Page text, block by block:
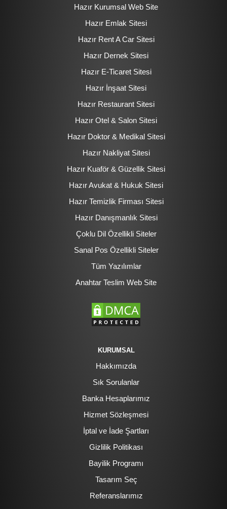
Hazır Kurumsal Web Site
Hazır Emlak Sitesi
Hazır Rent A Car Sitesi
Hazır Dernek Sitesi
Hazır E-Ticaret Sitesi
Hazır İnşaat Sitesi
Hazır Restaurant Sitesi
Hazır Otel & Salon Sitesi
Hazır Doktor & Medikal Sitesi
Hazır Nakliyat Sitesi
Hazır Kuaför & Güzellik Sitesi
Hazır Avukat & Hukuk Sitesi
Hazır Temizlik Firması Sitesi
Hazır Danışmanlık Sitesi
Çoklu Dil Özellikli Siteler
Sanal Pos Özellikli Siteler
Tüm Yazılımlar
Anahtar Teslim Web Site
KURUMSAL
Hakkımızda
Sık Sorulanlar
Banka Hesaplarımız
Hizmet Sözleşmesi
İptal ve İade Şartları
Gizlilik Politikası
Bayilik Programı
Tasarım Seç
Referanslarımız